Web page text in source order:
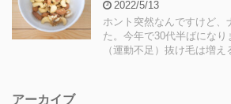
2022/5/13
ホント突然なんですけど、
た。今年で30代半ばにな
（運動不足）抜け毛は増え
アーカイブ